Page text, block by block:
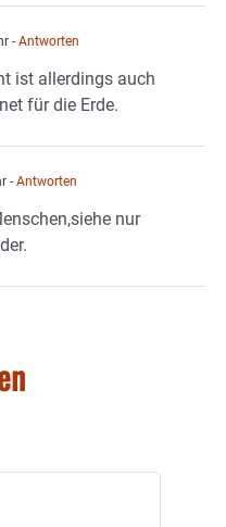
- Antworten
ist allerdings auch
für die Erde.
- Antworten
nur